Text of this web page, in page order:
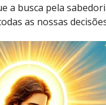
a busca pela
as nossas